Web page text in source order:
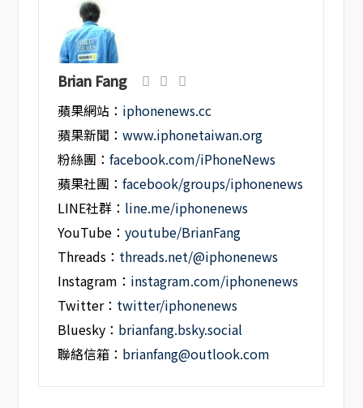
Brian Fang
蘋果網站： iphonenews.cc
蘋果新聞：www.iphonetaiwan.org
粉絲團：facebook.com/iPhoneNews
蘋果社團：facebook/groups/iphonenews
LINE社群： line.me/iphonenews
YouTube：youtube/BrianFang
Threads： threads.net/@iphonenews
Instagram： instagram.com/iphonenews
Twitter： twitter/iphonenews
Bluesky： brianfang.bsky.social
聯絡信箱： brianfang@outlook.com